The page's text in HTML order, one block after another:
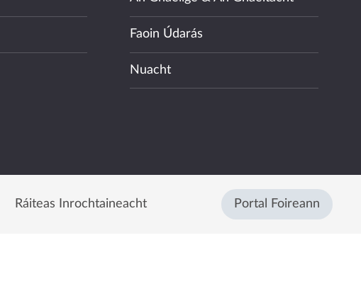
Faoin Údarás
Nuacht
Ráiteas Inrochtaineacht Portal Foireann